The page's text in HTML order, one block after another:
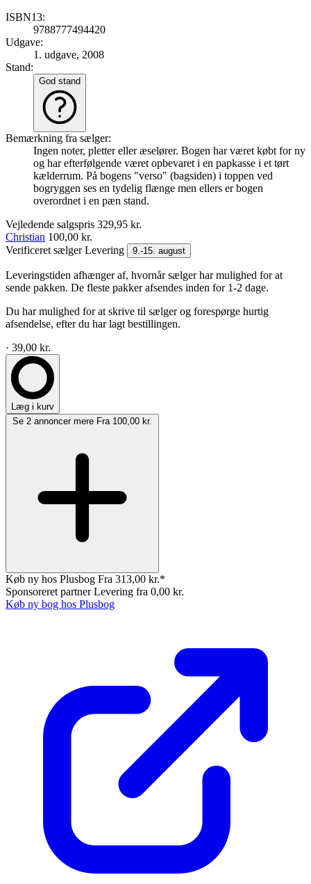
ISBN13:
9788777494420
Udgave:
1. udgave, 2008
Stand:
God stand
Bemærkning fra sælger:
Ingen noter, pletter eller æselører. Bogen har været købt for ny
og har efterfølgende været opbevaret i en papkasse i et tørt
kælderrum. På bogens "verso" (bagsiden) i toppen ved
bogryggen ses en tydelig flænge men ellers er bogen
overordnet i en pæn stand.
Vejledende salgspris 329,95 kr.
Christian 100,00 kr.
Verificeret sælgerLevering 9.-15. august
Leveringstiden afhænger af, hvornår sælger har mulighed for at
sende pakken. De fleste pakker afsendes inden for 1-2 dage.
Du har mulighed for at skrive til sælger og forespørge hurtig
afsendelse, efter du har lagt bestillingen.
· 39,00 kr.
Læg i kurv
Se 2 annoncer mere Fra 100,00 kr.
Køb ny hos Plusbog Fra 313,00 kr.*
Sponsoreret partnerLevering fra 0,00 kr.
Køb ny bog hos Plusbog